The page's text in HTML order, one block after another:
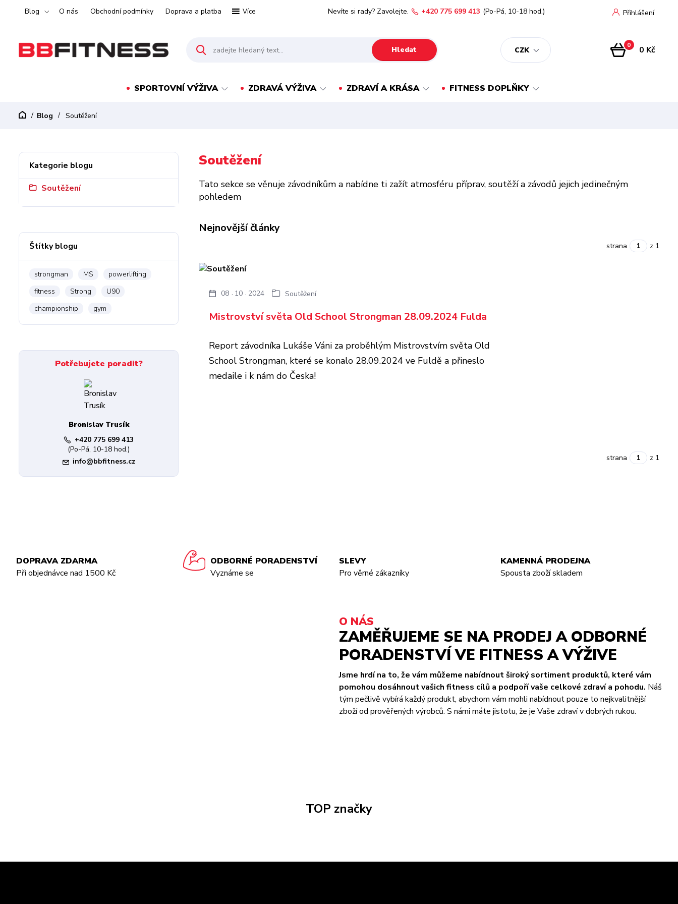
Blog O nás Obchodní podmínky Doprava a platba Více
CZK
Přihlášení
Hledat
Nevíte si rady? Zavolejte. +420 775 699 413 (Po-Pá, 10-18 hod.)
0 0 Kč
SPORTOVNÍ VÝŽIVA ZDRAVÁ VÝŽIVA ZDRAVÍ A KRÁSA FITNESS DOPLŇKY
Blog Soutěžení
Kategorie blogu
Soutěžení
Štítky blogu
strongman MS
powerlifting
fitness
Strong
U90
championship
gym
Potřebujete poradit?
Bronislav Trusík
+420 775 699 413
(Po-Pá, 10-18 hod.)
info@bbfitness.cz
Soutěžení
Tato sekce se věnuje závodníkům a nabídne ti zažít atmosféru příprav, soutěží a závodů jejich jedinečným
pohledem
Nejnovější články
strana z 1
Mistrovství světa Old School Strongman 28.09.2024 Fulda
08 10 2024 Soutěžení
Report závodníka Lukáše Váni za proběhlým Mistrovstvím světa Old
School Strongman, které se konalo 28.09.2024 ve Fuldě a přineslo
medaile i k nám do Česka!
strana z 1
DOPRAVA ZDARMA
Při objednávce nad 1500 Kč
ODBORNÉ PORADENSTVÍ
Vyznáme se
SLEVY
Pro věrné zákazníky
KAMENNÁ PRODEJNA
Spousta zboží skladem
O NÁS
ZAMĚŘUJEME SE NA PRODEJ A ODBORNÉ
PORADENSTVÍ VE FITNESS A VÝŽIVE
Jsme hrdí na to, že vám můžeme nabídnout široký sortiment produktů, které vám
pomohou dosáhnout vašich fitness cílů a podpoří vaše celkové zdraví a pohodu. Náš
tým pečlivě vybírá každý produkt, abychom vám mohli nabídnout pouze to nejkvalitnější
zboží od prověřených výrobců. S námi máte jistotu, že je Vaše zdraví v dobrých rukou.
TOP značky